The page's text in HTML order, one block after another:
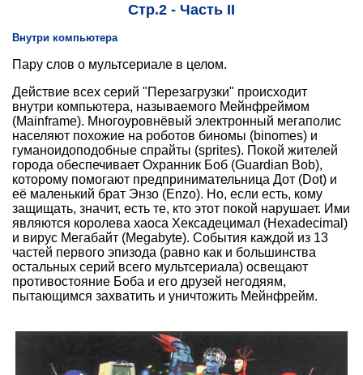
Стр.2 - Часть II
Внутри компьютера
Пару слов о мультсериале в целом.
Действие всех серий "Перезагрузки" происходит
внутри компьютера, называемого Мейнфреймом
(Mainframe). Многоуровнёвый электронный мегаполис
населяют похожие на роботов биномы (binomes) и
гуманоидоподобные спрайты (sprites). Покой жителей
города обеспечивает Охранник Боб (Guardian Bob),
которому помогают предпринимательница Дот (Dot) и
её маленький брат Энзо (Enzo). Но, если есть, кому
защищать, значит, есть те, кто этот покой нарушает. Ими
являются королева хаоса Хексадецимал (Hexadecimal)
и вирус Мегабайт (Megabyte). События каждой из 13
частей первого эпизода (равно как и большинства
остальных серий всего мультсериала) освещают
противостояние Боба и его друзей негодяям,
пытающимся захватить и уничтожить Мейнфрейм.